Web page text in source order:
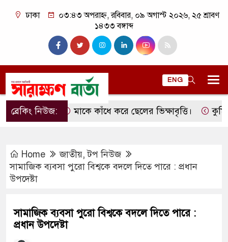
ঢাকা
০৩:৪৩ অপরাহ্ন, রবিবার, ০৯ অগাস্ট ২০২৬, ২৫ শ্রাবণ
১৪৩৩ বঙ্গাব্দ
ENG
ব্রেকিং নিউজ:মাকে কাঁধে করে ছেলের ভিক্ষাবৃত্তি। কুমিল্লার
Home জাতীয়,টপ নিউজ
সামাজিক ব্যবসা পুরো বিশ্বকে বদলে দিতে পারে : প্রধান
উপদেষ্টা
সামাজিক ব্যবসা পুরো বিশ্বকে বদলে দিতে পারে :
প্রধান উপদেষ্টা